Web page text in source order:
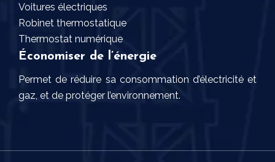
Voitures électriques
Robinet thermostatique
Thermostat numérique
Économiser de l’énergie
Permet de réduire sa consommation d’électricité et
gaz, et de protéger l’environnement.